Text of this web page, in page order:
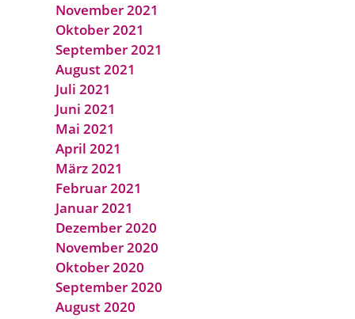
November 2021
Oktober 2021
September 2021
August 2021
Juli 2021
Juni 2021
Mai 2021
April 2021
März 2021
Februar 2021
Januar 2021
Dezember 2020
November 2020
Oktober 2020
September 2020
August 2020